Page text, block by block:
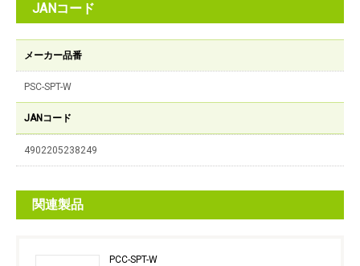
JANコード
メーカー品番
PSC-SPT-W
JANコード
4902205238249
関連製品
PCC-SPT-W